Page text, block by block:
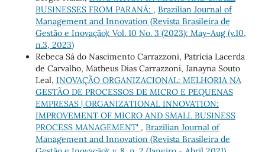
BUSINESSES FROM PARANÁ: , Brazilian Journal of
Management and Innovation (Revista Brasileira de
Gestão e Inovação): Vol. 10 No. 3 (2023): May-Aug (v.10,
n.3, 2023)
Rebeca Sá do Nascimento Carrazzoni, Patrícia Lacerda
de Carvalho, Matheus Dias Carrazzoni, Janayna Souto
Leal, INOVAÇÃO ORGANIZACIONAL: MELHORIA NA
GESTÃO DE PROCESSOS DE MICRO E PEQUENAS
EMPRESAS | ORGANIZATIONAL INNOVATION:
IMPROVEMENT OF MICRO AND SMALL BUSINESS
PROCESS MANAGEMENT' , Brazilian Journal of
Management and Innovation (Revista Brasileira de